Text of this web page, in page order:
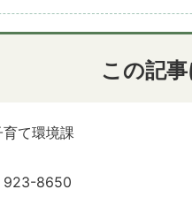
この記
育て環境課
923-8650